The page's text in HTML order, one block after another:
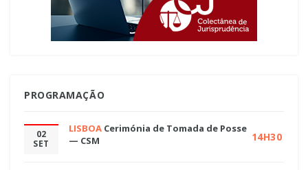
PROGRAMAÇÃO
02
SET
LISBOA Cerimónia de Tomada de Posse
— CSM
14H30